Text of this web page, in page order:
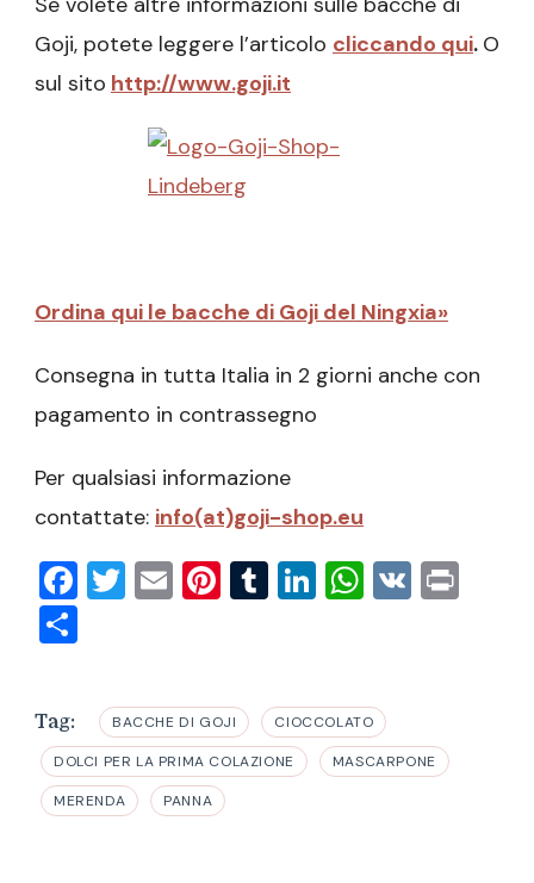
Goji, potete leggere l’articolo cliccando qui. O
sul sito http://www.goji.it
Ordina qui le bacche di Goji del Ningxia»
Consegna in tutta Italia in 2 giorni anche con
pagamento in contrassegno
Per qualsiasi informazione
contattate: info(at)goji-shop.eu
Facebook
Twitter
EmailPinterest
Tumblr
LinkedIn
VK
Tag: BACCHE DI GOJI CIOCCOLATO
DOLCI PER LA PRIMA COLAZIONE MASCARPONE
MERENDA PANNA